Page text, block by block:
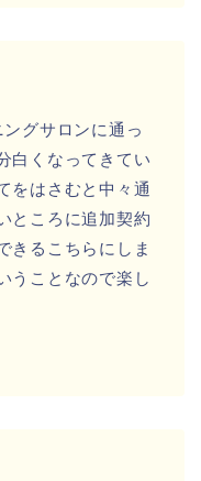
グサロンに通っ
白くなってきてい
をはさむと中々通
ところに追加契約
きるこちらにしま
うことなので楽し